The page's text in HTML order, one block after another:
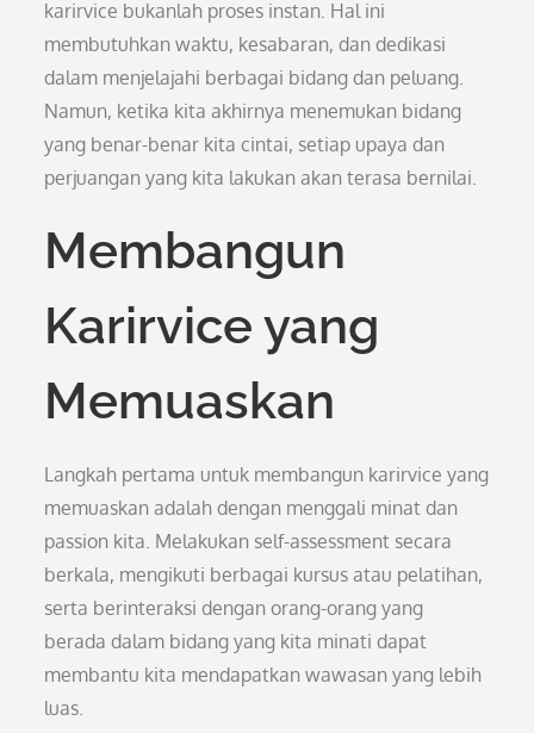
karirvice bukanlah proses instan. Hal ini
membutuhkan waktu, kesabaran, dan dedikasi
dalam menjelajahi berbagai bidang dan peluang.
Namun, ketika kita akhirnya menemukan bidang
yang benar-benar kita cintai, setiap upaya dan
perjuangan yang kita lakukan akan terasa bernilai.
Membangun
Karirvice yang
Memuaskan
Langkah pertama untuk membangun karirvice yang
memuaskan adalah dengan menggali minat dan
passion kita. Melakukan self-assessment secara
berkala, mengikuti berbagai kursus atau pelatihan,
serta berinteraksi dengan orang-orang yang
berada dalam bidang yang kita minati dapat
membantu kita mendapatkan wawasan yang lebih
luas.